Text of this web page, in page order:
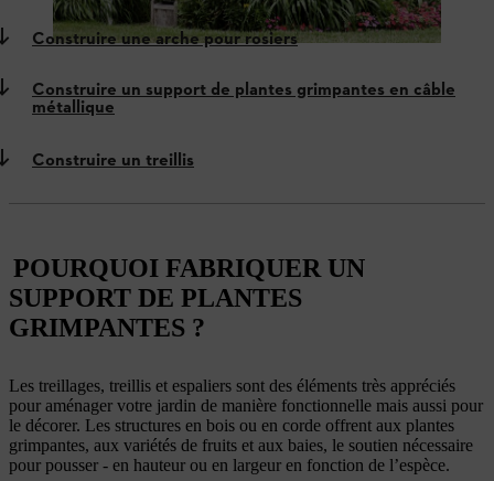
Construire une arche pour rosiers
Construire un support de plantes grimpantes en câble
métallique
Construire un treillis
POURQUOI FABRIQUER UN
SUPPORT DE PLANTES
GRIMPANTES ?
Les treillages, treillis et espaliers sont des éléments très appréciés
pour aménager votre jardin de manière fonctionnelle mais aussi pour
le décorer. Les structures en bois ou en corde offrent aux plantes
grimpantes, aux variétés de fruits et aux baies, le soutien nécessaire
pour pousser - en hauteur ou en largeur en fonction de l’espèce.